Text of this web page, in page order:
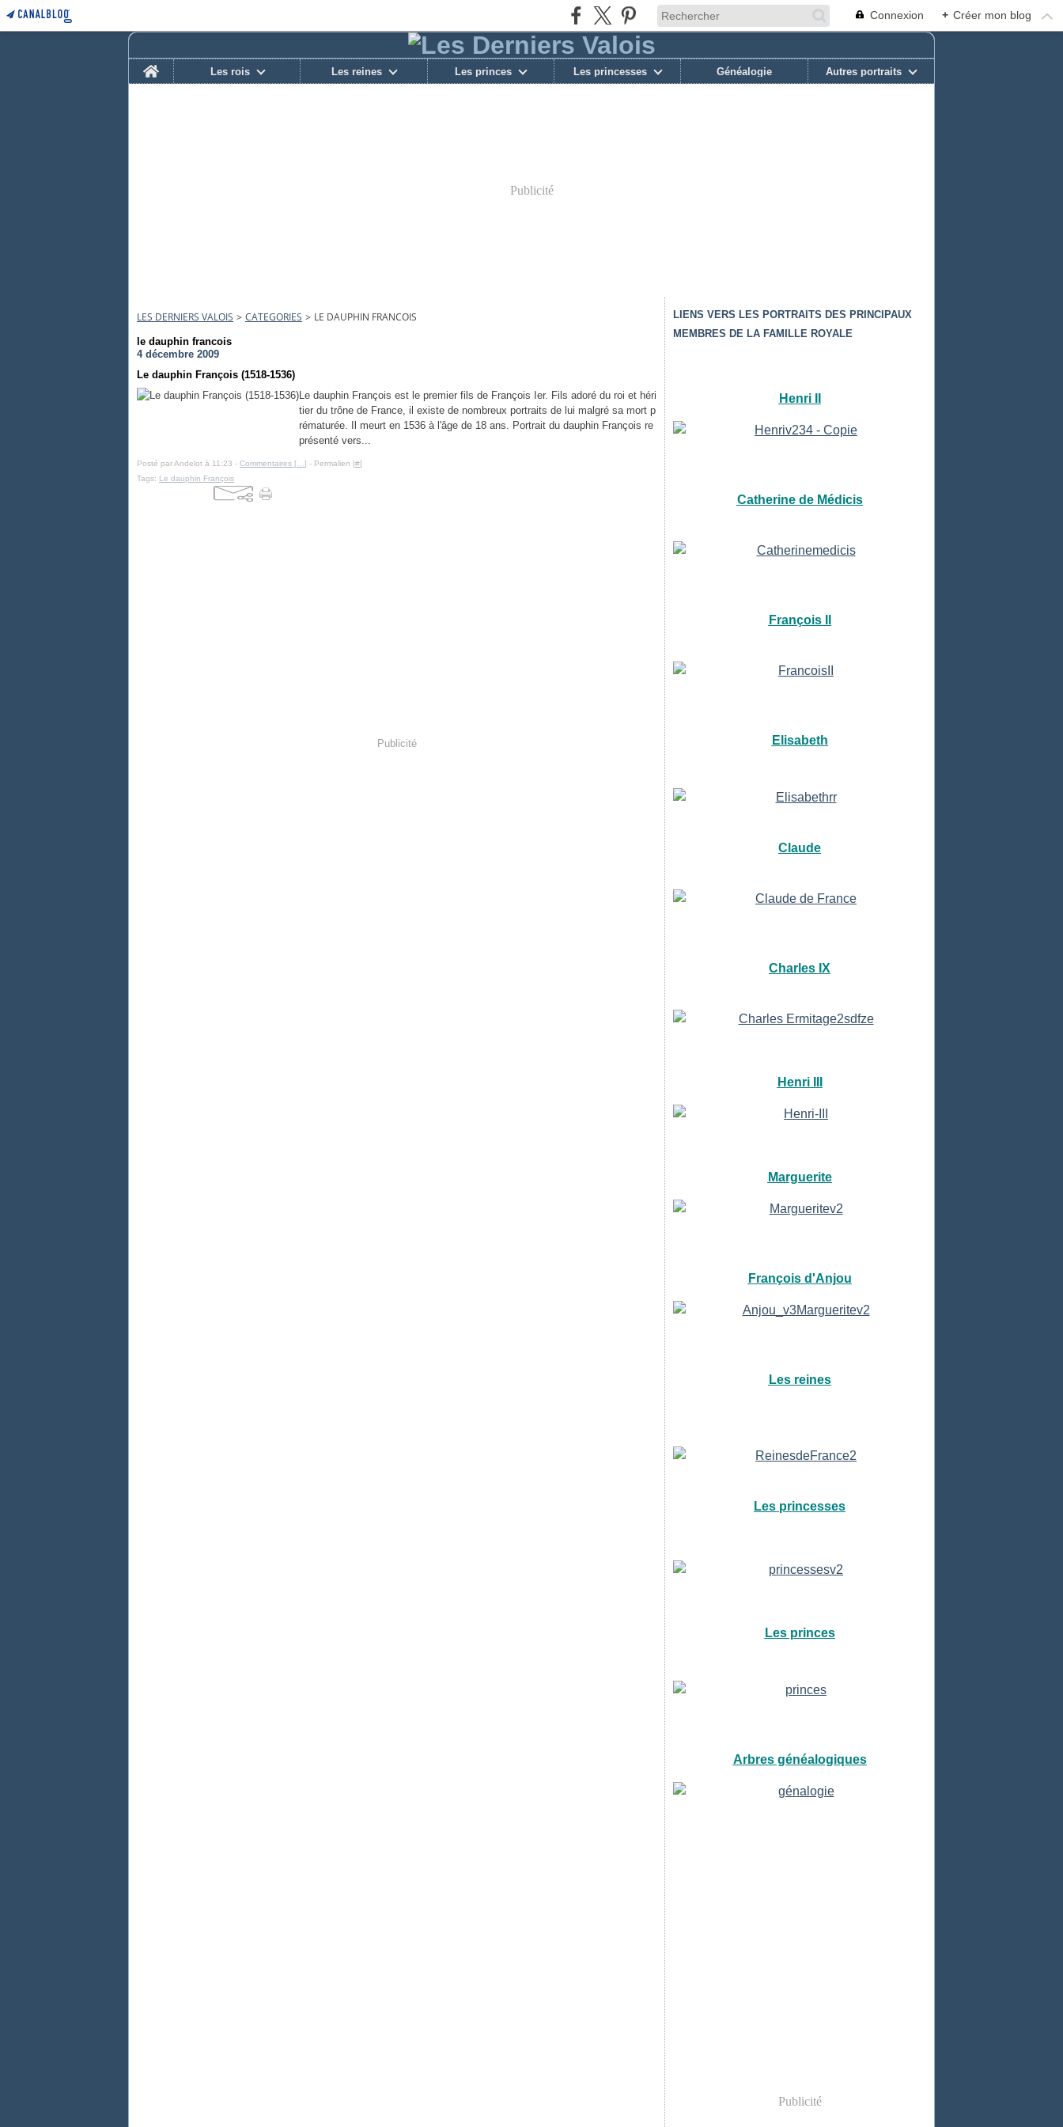
Connexion + Créer mon blog
Home
Les rois Les reines Les princes Les princesses Généalogie Autres portraits
Publicité
LES DERNIERS VALOIS > CATEGORIES > LE DAUPHIN FRANCOIS
le dauphin francois
4 décembre 2009
Le dauphin François (1518-1536)
Le dauphin François est le premier fils de François Ier. Fils adoré du roi et héri
tier du trône de France, il existe de nombreux portraits de lui malgré sa mort p
rématurée. Il meurt en 1536 à l'âge de 18 ans. Portrait du dauphin François re
présenté vers...
Posté par Andelot à 11:23 - Commentaires [ ] - Permalien [#]
Tags: Le dauphin François
Publicité
LIENS VERS LES PORTRAITS DES PRINCIPAUX
MEMBRES DE LA FAMILLE ROYALE
Henri II
Catherine de Médicis
François II
Elisabeth
Claude
Charles IX
Henri III
Marguerite
François d'Anjou
Les reines
Les princesses
Les princes
Arbres généalogiques
Publicité